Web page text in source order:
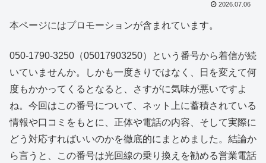
2026.07.06
本ページにはプロモーションが含まれています。
050-1790-3250（05017903250）という番号から着信が続
いていませんか。しかも一度きりではなく、日を変えて何
度もかかってくるとなると、さすがに気味が悪いですよ
ね。今回はこの番号について、ネット上に蓄積されている
情報や口コミをもとに、正体や電話の内容、そして実際に
どう対応すればいいのかを徹底的にまとめました。結論か
ら言うと、この番号は光回線の乗り換えを勧める営業電話